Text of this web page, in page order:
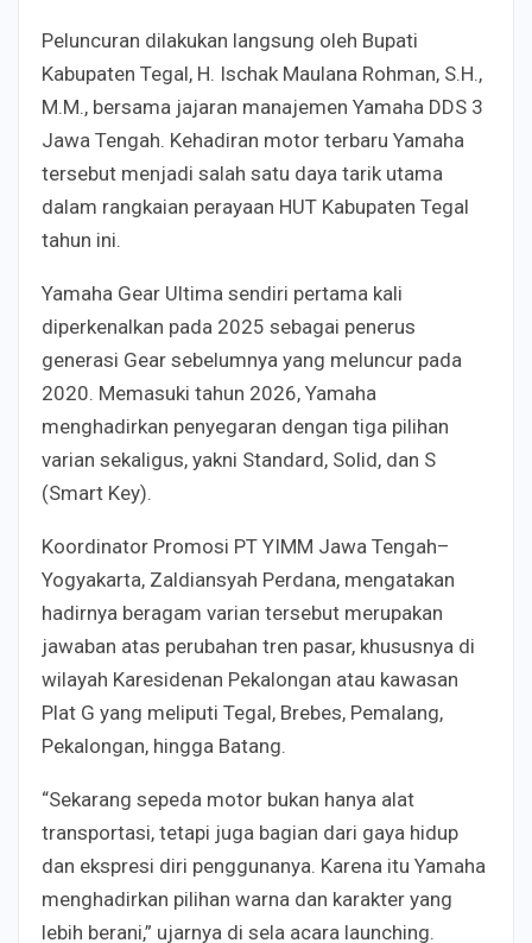
Peluncuran dilakukan langsung oleh Bupati
Kabupaten Tegal, H. Ischak Maulana Rohman, S.H.,
M.M., bersama jajaran manajemen Yamaha DDS 3
Jawa Tengah. Kehadiran motor terbaru Yamaha
tersebut menjadi salah satu daya tarik utama
dalam rangkaian perayaan HUT Kabupaten Tegal
tahun ini.
Yamaha Gear Ultima sendiri pertama kali
diperkenalkan pada 2025 sebagai penerus
generasi Gear sebelumnya yang meluncur pada
2020. Memasuki tahun 2026, Yamaha
menghadirkan penyegaran dengan tiga pilihan
varian sekaligus, yakni Standard, Solid, dan S
(Smart Key).
Koordinator Promosi PT YIMM Jawa Tengah–
Yogyakarta, Zaldiansyah Perdana, mengatakan
hadirnya beragam varian tersebut merupakan
jawaban atas perubahan tren pasar, khususnya di
wilayah Karesidenan Pekalongan atau kawasan
Plat G yang meliputi Tegal, Brebes, Pemalang,
Pekalongan, hingga Batang.
“Sekarang sepeda motor bukan hanya alat
transportasi, tetapi juga bagian dari gaya hidup
dan ekspresi diri penggunanya. Karena itu Yamaha
menghadirkan pilihan warna dan karakter yang
lebih berani,” ujarnya di sela acara launching.